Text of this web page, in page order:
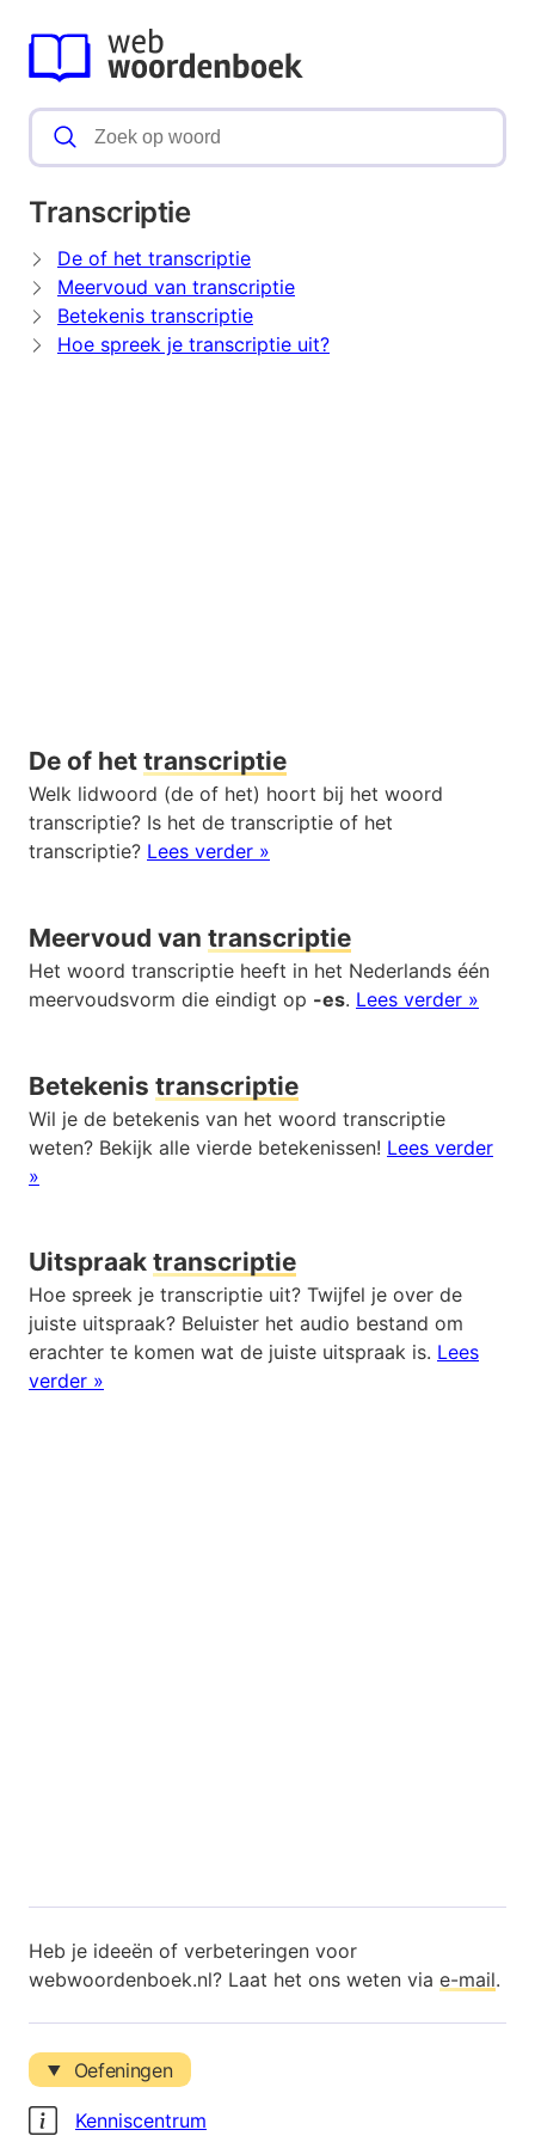
Transcriptie
De of het transcriptie
Meervoud van transcriptie
Betekenis transcriptie
Hoe spreek je transcriptie uit?
De of het transcriptie
Welk lidwoord (de of het) hoort bij het woord
transcriptie? Is het de transcriptie of het
transcriptie? Lees verder »
Meervoud van transcriptie
Het woord transcriptie heeft in het Nederlands één
meervoudsvorm die eindigt op -es. Lees verder »
Betekenis transcriptie
Wil je de betekenis van het woord transcriptie
weten? Bekijk alle vierde betekenissen! Lees verder
»
Uitspraak transcriptie
Hoe spreek je transcriptie uit? Twijfel je over de
juiste uitspraak? Beluister het audio bestand om
erachter te komen wat de juiste uitspraak is. Lees
verder »
Heb je ideeën of verbeteringen voor
webwoordenboek.nl? Laat het ons weten via e-mail.
Oefeningen
Kenniscentrum